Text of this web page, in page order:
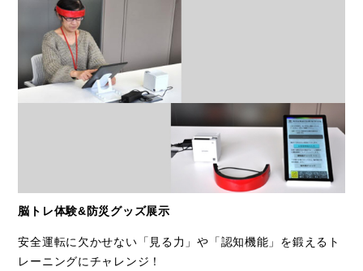
脳トレ体験&防災グッズ展示
安全運転に欠かせない「見る力」や「認知機能」を鍛えるト
レーニングにチャレンジ！​